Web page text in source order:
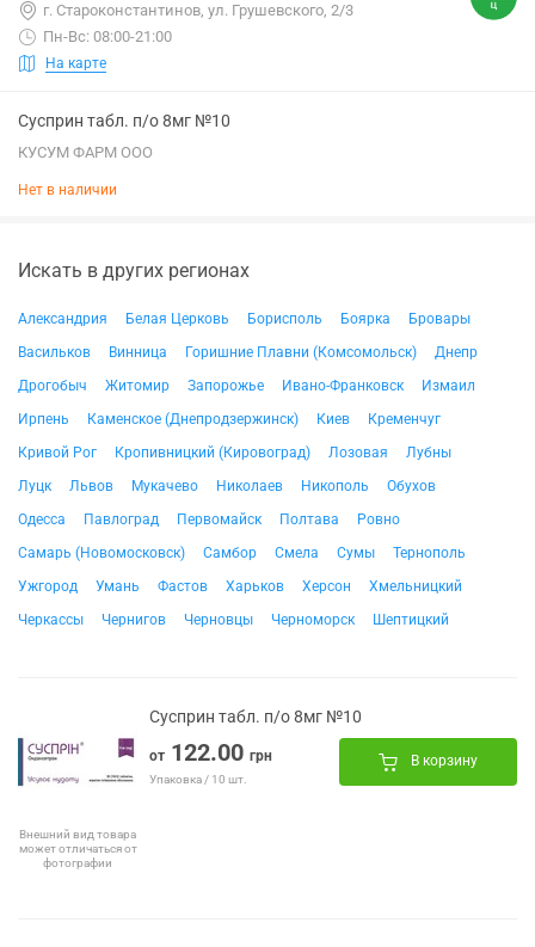
г. Староконстантинов, ул. Грушевского, 2/3
Пн-Вс: 08:00-21:00
На карте
Сусприн табл. п/о 8мг №10
КУСУМ ФАРМ ООО
Нет в наличии
Искать в других регионах
Александрия Белая Церковь Борисполь Боярка
Бровары
Васильков
Винница Горишние Плавни (Комсомольск)
Днепр
Дрогобыч
Житомир Запорожье Ивано-Франковск
Измаил
Ирпень
Каменское (Днепродзержинск) Киев
Кременчуг
Кривой Рог
Кропивницкий (Кировоград) Лозовая
Лубны
Луцк
Львов Мукачево Николаев Никополь
Обухов
Одесса
Павлоград Первомайск Полтава
Ровно
Самарь (Новомосковск)
Самбор Смела Сумы
Тернополь
Ужгород
Умань Фастов Харьков Херсон
Хмельницкий
Черкассы
Чернигов Черновцы Черноморск Шептицкий
Внешний вид товара
может отличаться от
фотографии
Сусприн табл. п/о 8мг №10
от 122.00 грн
Упаковка / 10 шт.
В корзину